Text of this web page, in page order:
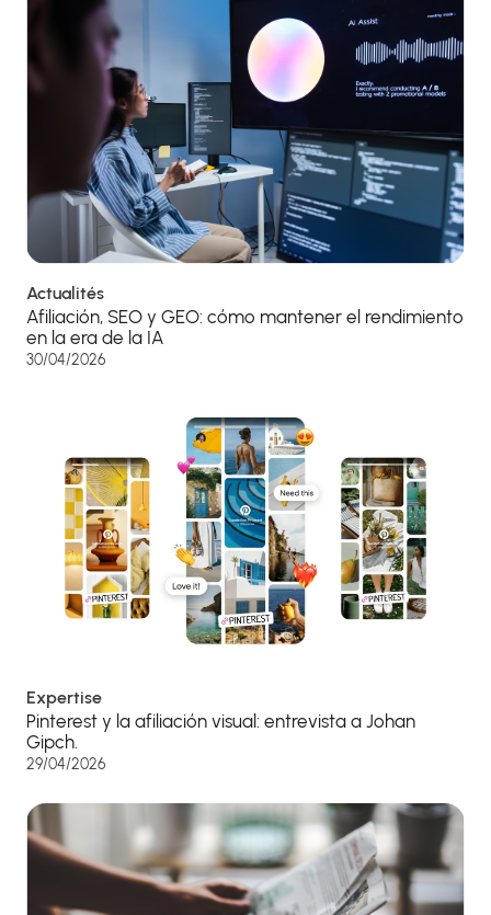
Actualités
Afiliación, SEO y GEO: cómo mantener el rendimiento
en la era de la IA
30/04/2026
Expertise
Pinterest y la afiliación visual: entrevista a Johan
Gipch.
29/04/2026